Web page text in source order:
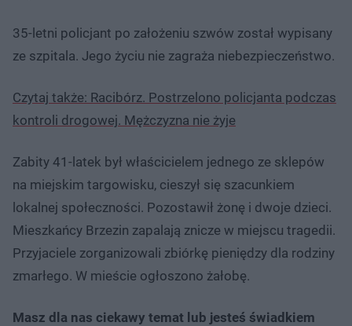
35-letni policjant po założeniu szwów został wypisany
ze szpitala. Jego życiu nie zagraża niebezpieczeństwo.
Czytaj także: Racibórz. Postrzelono policjanta podczas
kontroli drogowej. Mężczyzna nie żyje
Zabity 41-latek był właścicielem jednego ze sklepów
na miejskim targowisku, cieszył się szacunkiem
lokalnej społeczności. Pozostawił żonę i dwoje dzieci.
Mieszkańcy Brzezin zapalają znicze w miejscu tragedii.
Przyjaciele zorganizowali zbiórkę pieniędzy dla rodziny
zmarłego. W mieście ogłoszono żałobę.
Masz dla nas ciekawy temat lub jesteś świadkiem